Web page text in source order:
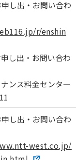
し出・お問い合わ
r/enshin
し出・お問い合わ
ンス料金センター
し出・お問い合わ
west.co.jp/